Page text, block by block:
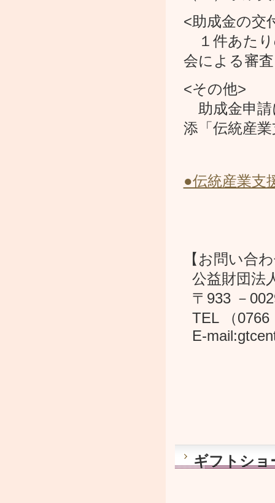
<助成金の交
１件あたり
会による審
<その他>
助成金申請
添「伝統産
●伝統産業支
【お問い合
公益財団法
〒933 －
TEL （
E-
ギフトショ